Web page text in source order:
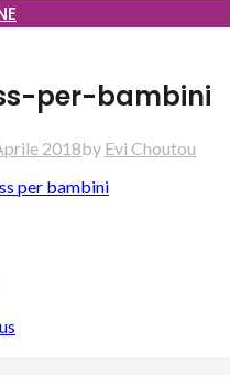
per-bambini
2018by Evi Choutou